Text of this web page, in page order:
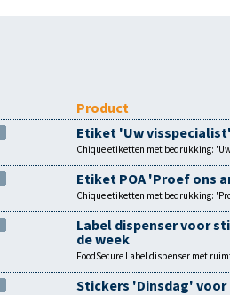
Product
Etiket 'Uw visspecialist'
Chique etiketten met bedrukking:
Etiket POA 'Proef ons
Chique etiketten met bedrukking:
Label dispenser voor
de week
FoodSecure Label dispenser met
Stickers 'Dinsdag'